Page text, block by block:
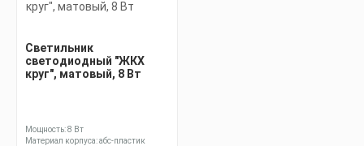
Светильник
светодиодный "ЖКХ
круг", матовый, 8 Вт
Мощность: 8 Вт
Материал корпуса: абс-пластик